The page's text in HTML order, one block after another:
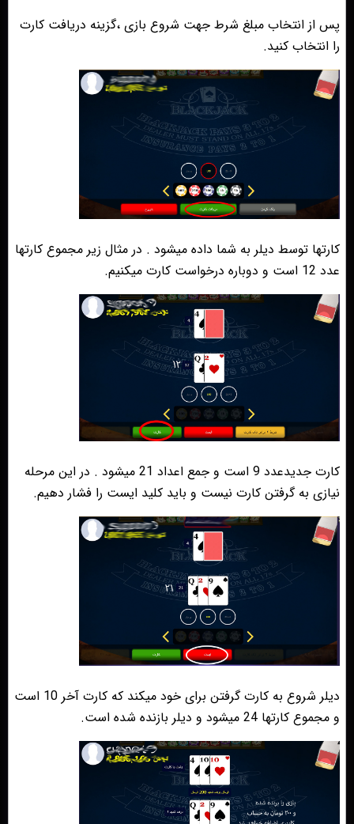
پس از انتخاب مبلغ شرط جهت شروع بازی ،گزینه دریافت کارت
را انتخاب کنید.
کارتها توسط دیلر به شما داده میشود . در مثال زیر مجموع کارتها
عدد 12 است و دوباره درخواست کارت میکنیم.
کارت جدیدعدد 9 است و جمع اعداد 21 میشود . در این مرحله
نیازی به گرفتن کارت نیست و باید کلید ایست را فشار دهیم.
دیلر شروع به کارت گرفتن برای خود میکند که کارت آخر 10 است
و مجموع کارتها 24 میشود و دیلر بازنده شده است.